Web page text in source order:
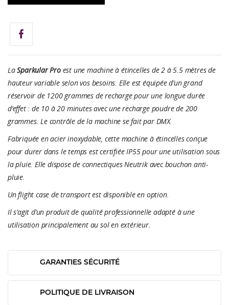
LaSparkular Proest une machine à étincelles de 2 à 5.5 mètres de
hauteur variable selon vos besoins. Elle est équipée d’un grand
réservoir de 1200 grammes de recharge pour une longue durée
d’effet : de 10 à 20 minutes avec une recharge poudre de 200
grammes. Le contrôle de la machine se fait par DMX.
Fabriquée en acier inoxydable, cette machine à étincelles conçue
pour durer dans le temps est certifiée IP55 pour une utilisation sous
la pluie. Elle dispose de connectiques Neutrik avec bouchon anti-
pluie.
Un flight case de transport est disponible en option.
Il s’agit d’un produit de qualité professionnelle adapté à une
utilisation principalement au sol en extérieur.
GARANTIES SÉCURITÉ
POLITIQUE DE LIVRAISON